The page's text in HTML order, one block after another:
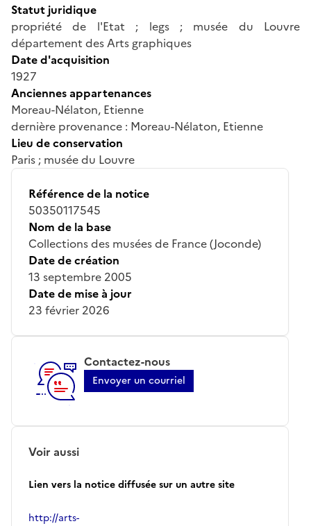
Statut juridique
propriété de l'Etat ; legs ; musée du Louvre
département des Arts graphiques
Date d'acquisition
1927
Anciennes appartenances
Moreau-Nélaton, Etienne
dernière provenance : Moreau-Nélaton, Etienne
Lieu de conservation
Paris ; musée du Louvre
Référence de la notice
50350117545
Nom de la base
Collections des musées de France (Joconde)
Date de création
13 septembre 2005
Date de mise à jour
23 février 2026
Contactez-nous
Envoyer un courriel
Voir aussi
Lien vers la notice diffusée sur un autre site
http://arts-